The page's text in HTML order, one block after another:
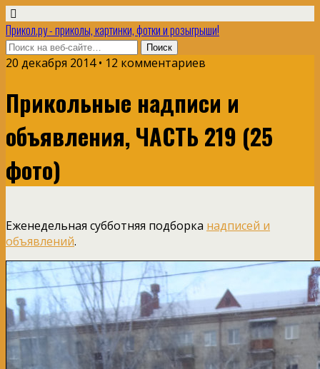
Прикол.ру - приколы, картинки, фотки и розыгрыши!
20 декабря 2014 • 12 комментариев
Прикольные надписи и
объявления, ЧАСТЬ 219 (25
фото)
Еженедельная субботняя подборка надписей и
объявлений.